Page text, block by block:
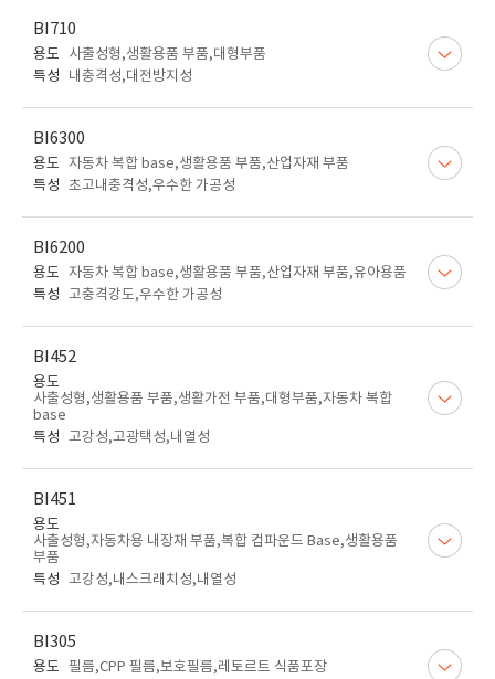
BI710
용도
사출성형,생활용품 부품,대형부품
특성
내충격성,대전방지성
BI6300
용도
자동차 복합 base,생활용품 부품,산업자재 부품
특성 초고내충격성,우수한 가공성
BI6200
용도
자동차 복합 base,생활용품 부품,산업자재 부품,유아용품
특성 고충격강도,우수한 가공성
BI452
용도
사출성형,생활용품 부품,생활가전 부품,대형부품,자동차 복합
base
특성 고강성,고광택성,내열성
BI451
용도
사출성형,자동차용 내장재 부품,복합 컴파운드 Base,생활용품
부품
특성 고강성,내스크래치성,내열성
BI305
용도 필름,CPP 필름,보호필름,레토르트 식품포장